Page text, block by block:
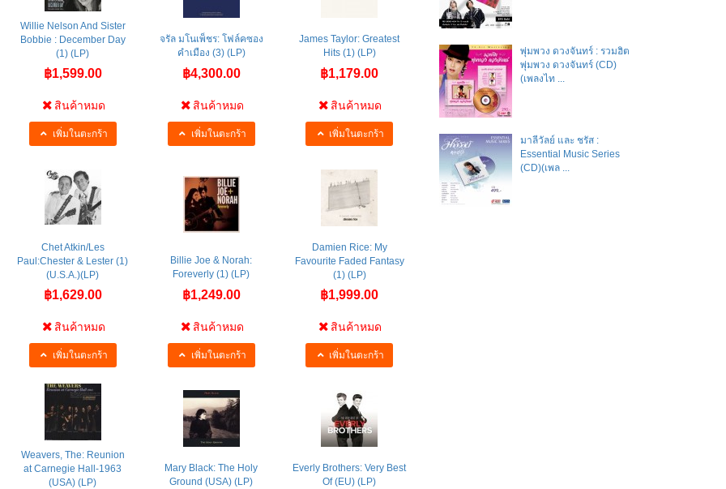
Willie Nelson And Sister
Bobbie : December Day
(1) (LP)
฿1,599.00
สินค้าหมด
เพิ่มในตะกร้า
จรัล มโนเพ็ชร: โฟล์คซอง
คำเมือง (3) (LP)
฿4,300.00
สินค้าหมด
เพิ่มในตะกร้า
James Taylor: Greatest
Hits (1) (LP)
฿1,179.00
สินค้าหมด
เพิ่มในตะกร้า
Chet Atkin/Les
Paul:Chester & Lester (1)
(U.S.A.)(LP)
฿1,629.00
สินค้าหมด
เพิ่มในตะกร้า
Billie Joe & Norah:
Foreverly (1) (LP)
฿1,249.00
สินค้าหมด
เพิ่มในตะกร้า
Damien Rice: My
Favourite Faded Fantasy
(1) (LP)
฿1,999.00
สินค้าหมด
เพิ่มในตะกร้า
Weavers, The: Reunion
at Carnegie Hall-1963
(USA) (LP)
Mary Black: The Holy
Ground (USA) (LP)
Everly Brothers: Very Best
Of (EU) (LP)
พุ่มพวง ดวงจันทร์ : รวมฮิต
พุ่มพวง ดวงจันทร์ (CD)
(เพลงไท ...
มาลีวัลย์​ และ​ ชรัส​ :
Essential Music Series
(CD)(เพล ...